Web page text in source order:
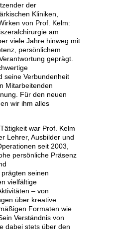
der
Kliniken,
von Prof. Kelm:
am
viele Jahre hinweg mit
persönlichem
geprägt.
seine Verbundenheit
Mitarbeitenden
Für den neuen
wir ihm alles
war Prof. Kelm
Lehrer, Ausbilder und
seit 2003,
persönliche Präsenz
seinen
vielfältige
– von
über kreative
Formaten wie
Verständnis von
dabei stets über den